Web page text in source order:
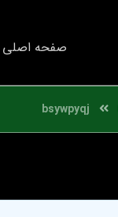
صفحه اصلی
bsywpyqj